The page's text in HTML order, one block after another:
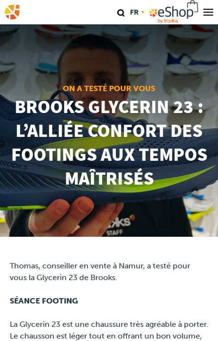
Aller
au
contenu
principal
Nos magasins
TraKKs Lab
Agenda
Clinics
Conférence
Course
Travel
Plus
À propos
Jobs
FR
ON A TESTÉ POUR VOUS
BROOKS GLYCERIN 23 :
L’ALLIÉE CONFORT DES
FOOTINGS AUX TEMPOS
MAÎTRISÉS
Thomas, conseiller en vente à Namur, a testé pour
vous la Glycerin 23 de Brooks.
SÉANCE FOOTING
La Glycerin 23 est une chaussure très agréable à porter.
Le chausson est léger tout en offrant un bon volume,